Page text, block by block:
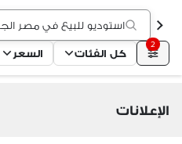
استوديو للبيع في مصر
2
كل الفئات السعر
الإعلانات